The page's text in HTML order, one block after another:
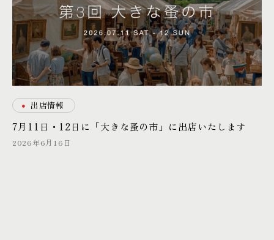
・出店情報
7月11日・12日に「大きな蚤の市」に出店いたします
2026年6月16日